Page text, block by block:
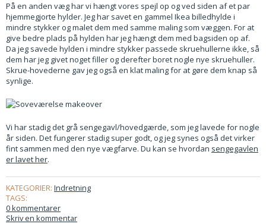
På en anden væg har vi hængt vores spejl op og ved siden af et par
hjemmegjorte hylder. Jeg har savet en gammel Ikea billedhylde i
mindre stykker og malet dem med samme maling som væggen. For at
give bedre plads på hylden har jeg hængt dem med bagsiden op af.
Da jeg savede hylden i mindre stykker passede skruehullerne ikke, så
dem har jeg givet noget filler og derefter boret nogle nye skruehuller.
Skrue-hovederne gav jeg også en klat maling for at gøre dem knap så
synlige.
Vi har stadig det grå sengegavl/hovedgærde, som jeg lavede for nogle
år siden. Det fungerer stadig super godt, og jeg synes også det virker
fint sammen med den nye vægfarve. Du kan se hvordan sengegavlen
er lavet her.
KATEGORIER: Indretning
TAGS:
0 kommentarer
Skriv en kommentar